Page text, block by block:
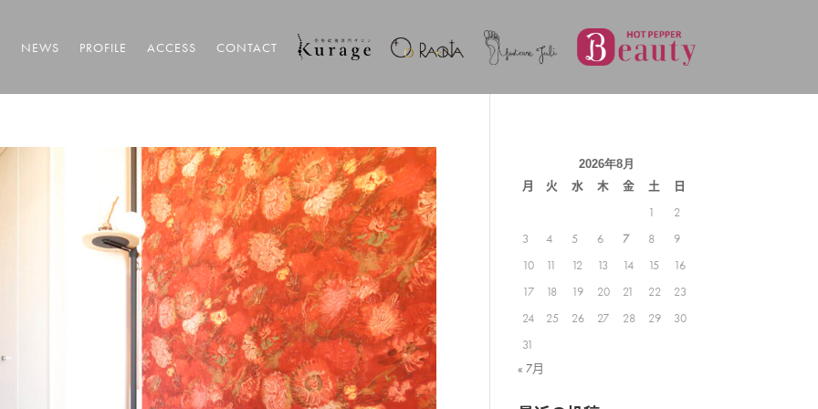
NEWS PROFILE ACCESS CONTACT
2026年8月
月 火 水 木 金 土
日
1
2
3
4 5 6 7 8
9
10
11 12 13 14 15
16
17
18 19 20 21 22
23
24
25 26 27 28 29
30
31
« 7月